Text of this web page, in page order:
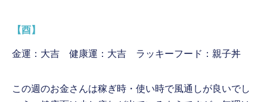
【酉】
金運：大吉 健康運：大吉 ラッキーフード：親子丼
この週のお金さんは稼ぎ時・使い時で風通しが良いでし